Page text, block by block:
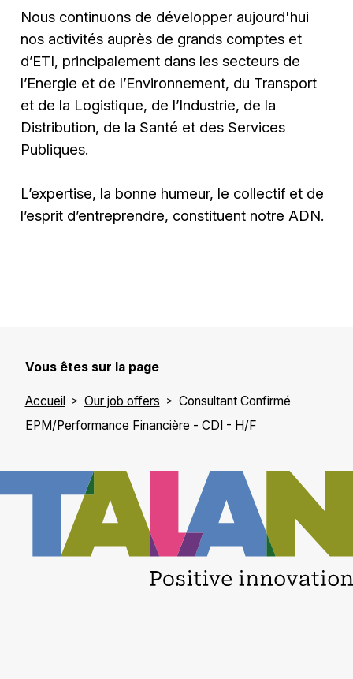
Nous continuons de développer aujourd'hui
nos activités auprès de grands comptes et
d’ETI, principalement dans les secteurs de
l’Energie et de l’Environnement, du Transport
et de la Logistique, de l’Industrie, de la
Distribution, de la Santé et des Services
Publiques.
L’expertise, la bonne humeur, le collectif et de
l’esprit d’entreprendre, constituent notre ADN.
Vous êtes sur la page
Accueil Our job offers
Consultant Confirmé
EPM/Performance Financière - CDI - H/F